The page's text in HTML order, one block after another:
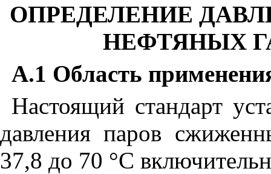
ОПРЕДЕЛЕНИЕ
НЕФТЯНЫХ
А.1 Область
Настоящий стандарт
давления паров
37,8 до 70 °С